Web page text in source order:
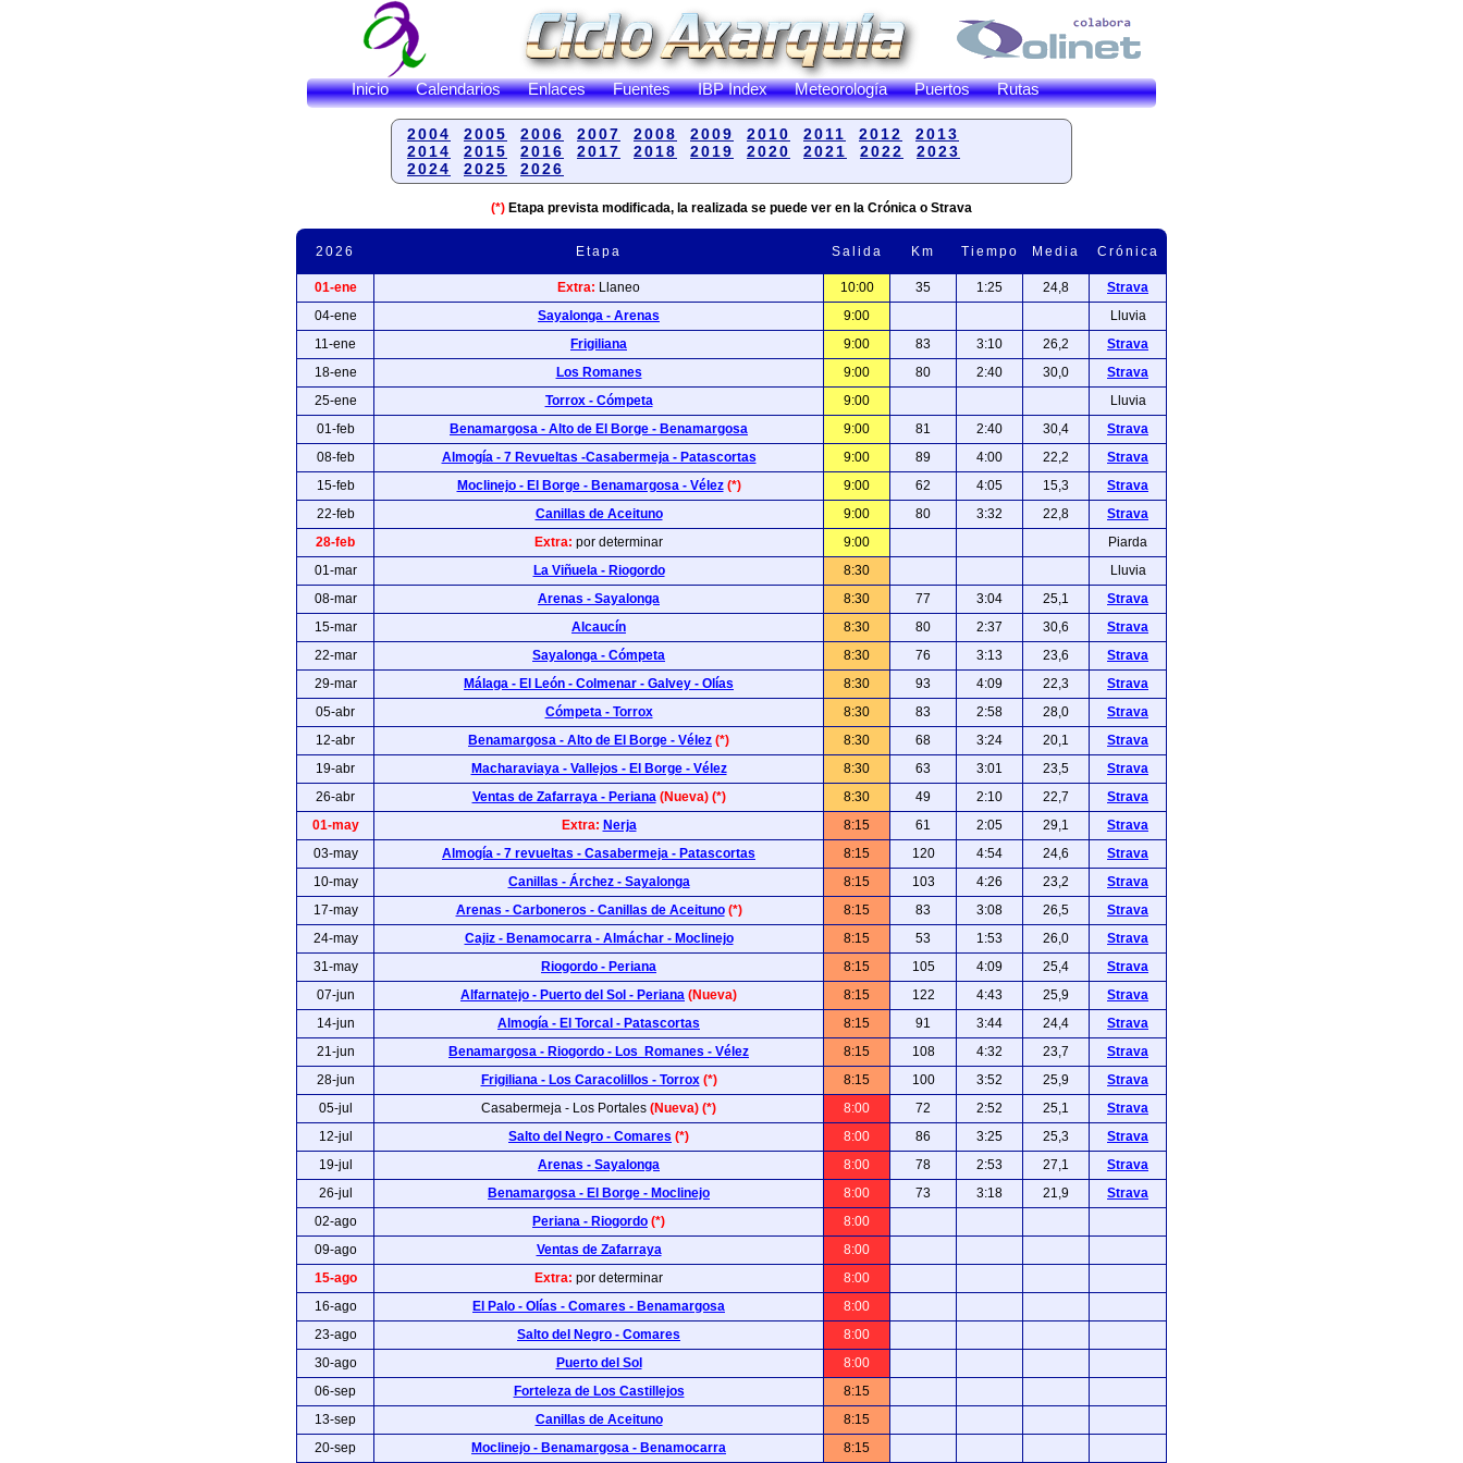
Inicio Calendarios Enlaces Fuentes IBP Index Meteorología Puertos Rutas
2004 2005 2006 2007 2008 2009 2010 2011 2012
2013
2014
2015 2016 2017 2018 2019 2020 2021 2022
2023
2024
2025 2026
(*) Etapa prevista modificada, la realizada se puede ver en la Crónica o Strava
2026 Etapa Salida Km Tiempo Media Crónica
01-ene Extra: Llaneo 10:00 35 1:25 24,8
Strava
04-ene
Sayalonga - Arenas 9:00
Lluvia
11-ene
Frigiliana 9:00 83 3:10 26,2
Strava
18-ene
Los Romanes 9:00 80 2:40 30,0
Strava
25-ene
Torrox - Cómpeta 9:00
Lluvia
01-feb
Benamargosa - Alto de El Borge - Benamargosa 9:00 81 2:40 30,4
Strava
08-feb
Almogía - 7 Revueltas -Casabermeja - Patascortas 9:00 89 4:00 22,2
Strava
15-feb
Moclinejo - El Borge - Benamargosa - Vélez (*) 9:00 62 4:05 15,3
Strava
22-feb
Canillas de Aceituno 9:00 80 3:32 22,8
Strava
28-feb
Extra: por determinar 9:00
Piarda
01-mar
La Viñuela - Riogordo 8:30
Lluvia
08-mar
Arenas - Sayalonga 8:30 77 3:04 25,1
Strava
15-mar
Alcaucín 8:30 80 2:37 30,6
Strava
22-mar
Sayalonga - Cómpeta 8:30 76 3:13 23,6
Strava
29-mar
Málaga - El León - Colmenar - Galvey - Olías 8:30 93 4:09 22,3
Strava
05-abr
Cómpeta - Torrox 8:30 83 2:58 28,0
Strava
12-abr
Benamargosa - Alto de El Borge - Vélez (*) 8:30 68 3:24 20,1
Strava
19-abr
Macharaviaya - Vallejos - El Borge - Vélez 8:30 63 3:01 23,5
Strava
26-abr
Ventas de Zafarraya - Periana (Nueva) (*) 8:30 49 2:10 22,7
Strava
01-may
Extra: Nerja 8:15 61 2:05 29,1
Strava
03-may
Almogía - 7 revueltas - Casabermeja - Patascortas 8:15 120 4:54 24,6
Strava
10-may
Canillas - Árchez - Sayalonga 8:15 103 4:26 23,2
Strava
17-may
Arenas - Carboneros - Canillas de Aceituno (*) 8:15 83 3:08 26,5
Strava
24-may
Cajiz - Benamocarra - Almáchar - Moclinejo 8:15 53 1:53 26,0
Strava
31-may
Riogordo - Periana 8:15 105 4:09 25,4
Strava
07-jun
Alfarnatejo - Puerto del Sol - Periana (Nueva) 8:15 122 4:43 25,9
Strava
14-jun
Almogía - El Torcal - Patascortas 8:15 91 3:44 24,4
Strava
21-jun
Benamargosa - Riogordo - Los Romanes - Vélez 8:15 108 4:32 23,7
Strava
28-jun
Frigiliana - Los Caracolillos - Torrox (*) 8:15 100 3:52 25,9
Strava
05-jul
Casabermeja - Los Portales (Nueva) (*) 8:00 72 2:52 25,1
Strava
12-jul
Salto del Negro - Comares (*) 8:00 86 3:25 25,3
Strava
19-jul
Arenas - Sayalonga 8:00 78 2:53 27,1
Strava
26-jul
Benamargosa - El Borge - Moclinejo 8:00 73 3:18 21,9
Strava
02-ago
Periana - Riogordo (*)
8:00
09-ago
Ventas de Zafarraya
8:00
15-ago
Extra: por determinar
8:00
16-ago
El Palo - Olías - Comares - Benamargosa
8:00
23-ago
Salto del Negro - Comares
8:00
30-ago
Puerto del Sol
8:00
06-sep
Forteleza de Los Castillejos
8:15
13-sep
Canillas de Aceituno
8:15
20-sep
Moclinejo - Benamargosa - Benamocarra 8:15